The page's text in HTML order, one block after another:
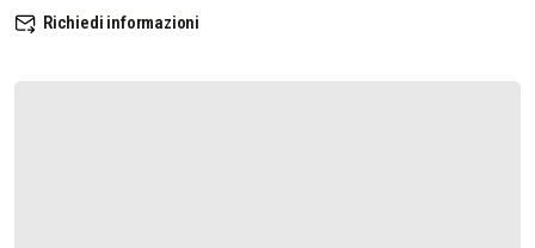
Richiedi informazioni